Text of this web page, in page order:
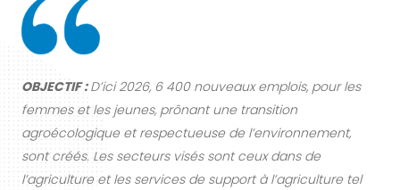
OBJECTIF :D’ici 2026, 6 400 nouveaux emplois, pour les
femmes et les jeunes, prônant une transition
agroécologique et respectueuse de l’environnement,
sont créés. Les secteurs visés sont ceux dans de
l’agriculture et les services de support à l’agriculture tel